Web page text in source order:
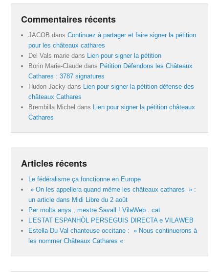
Commentaires récents
JACOB dansContinuez à partager et faire signer la pétition
pour les châteaux cathares
Del Vals marie dans Lien pour signer la pétition
Borin Marie-Claude dans Pétition Défendons les Châteaux
Cathares : 3787 signatures
Hudon Jacky dans Lien pour signer la pétition défense des
châteaux Cathares
Brembilla Michel dans Lien pour signer la pétition châteaux
Cathares
Articles récents
Le fédéralisme ça fonctionne en Europe
» On les appellera quand même les châteaux cathares » :
un article dans Midi Libre du 2 août
Per molts anys , mestre Savall ! VilaWeb . cat
L’ESTAT ESPANHÒL PERSEGUIS DIRECTA e VILAWEB
Estella Du Val chanteuse occitane : » Nous continuerons à
les nommer Châteaux Cathares «